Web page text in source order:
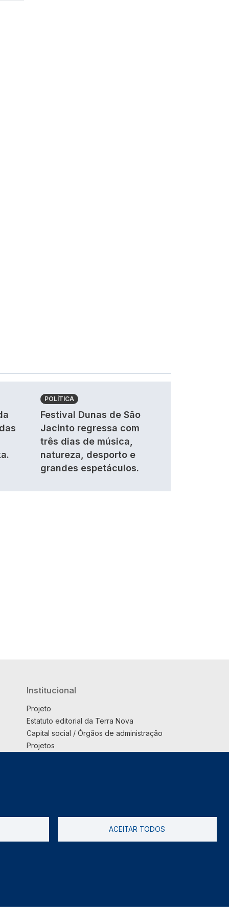
POLÍTICA
Festival Dunas de São
Jacinto regressa com
três dias de música,
natureza, desporto e
grandes espetáculos.
Institucional
Projeto
Estatuto editorial da Terra Nova
Capital social / Órgãos de administração
Projetos
ACEITAR TODOS